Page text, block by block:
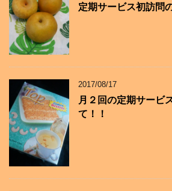
定期サービス初訪問
2017/08/17
月２回の定期サービ
て！！